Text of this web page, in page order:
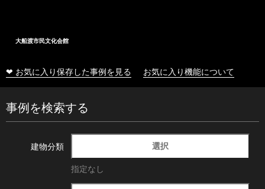
大船渡市民文化会館
❤ お気に入り保存した事例を見る お気に入り機能について
事例を検索する
建物分類 選択
指定なし